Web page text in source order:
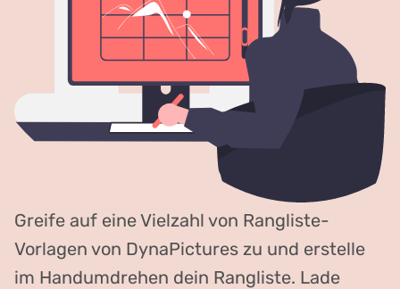
Greife auf eine Vielzahl von Rangliste-
Vorlagen von DynaPictures zu und erstelle
im Handumdrehen dein Rangliste. Lade